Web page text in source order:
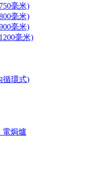
毫米)
毫米)
毫米)
毫米)
循環式)
電焗爐